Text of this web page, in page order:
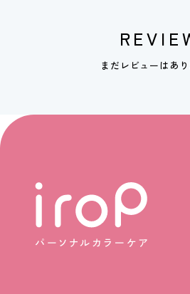
まだレビューはあ